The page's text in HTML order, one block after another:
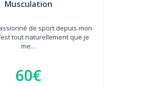
Musculation
de sport depuis mon
tout naturellement que je
me...
60€